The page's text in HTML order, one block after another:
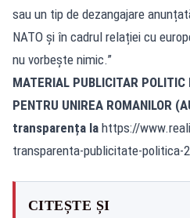
sau un tip de dezangajare
NATO și în cadrul relației cu
nu vorbește nimic.”
MATERIAL PUBLICITAR
PENTRU UNIREA ROMANILOR
transparența la https://
transparenta-publicitate-politica-
CITEȘTE ȘI